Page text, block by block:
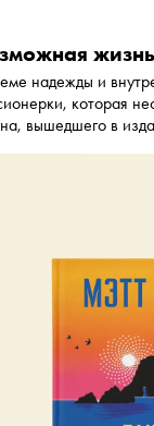
надежды и
которая
вышедшего в